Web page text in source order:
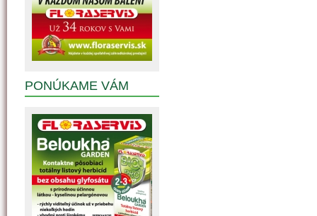
PONÚKAME VÁM